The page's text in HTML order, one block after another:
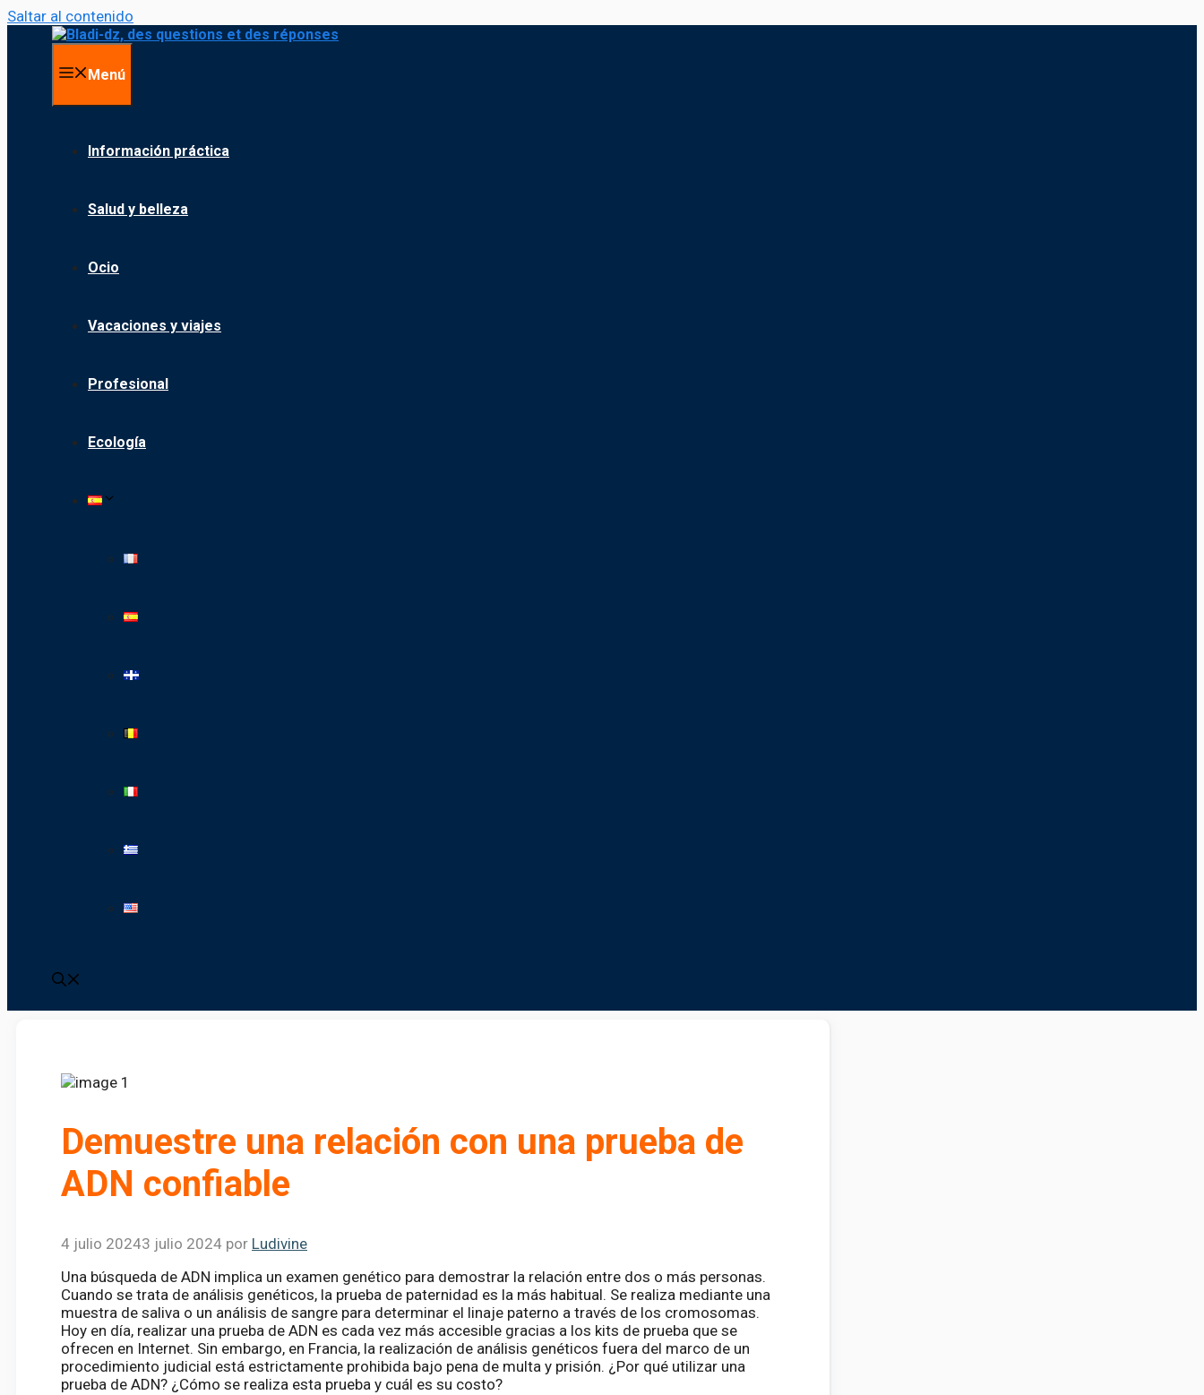
Saltar al contenido
Menú
Información práctica
Salud y belleza
Ocio
Vacaciones y viajes
Profesional
Ecología
Demuestre una relación con una prueba de
ADN confiable
4 julio 20243 julio 2024 por Ludivine
Una búsqueda de ADN implica un examen genético para demostrar la relación entre dos o más personas.
Cuando se trata de análisis genéticos, la prueba de paternidad es la más habitual. Se realiza mediante una
muestra de saliva o un análisis de sangre para determinar el linaje paterno a través de los cromosomas.
Hoy en día, realizar una prueba de ADN es cada vez más accesible gracias a los kits de prueba que se
ofrecen en Internet. Sin embargo, en Francia, la realización de análisis genéticos fuera del marco de un
procedimiento judicial está estrictamente prohibida bajo pena de multa y prisión. ¿Por qué utilizar una
prueba de ADN? ¿Cómo se realiza esta prueba y cuál es su costo?